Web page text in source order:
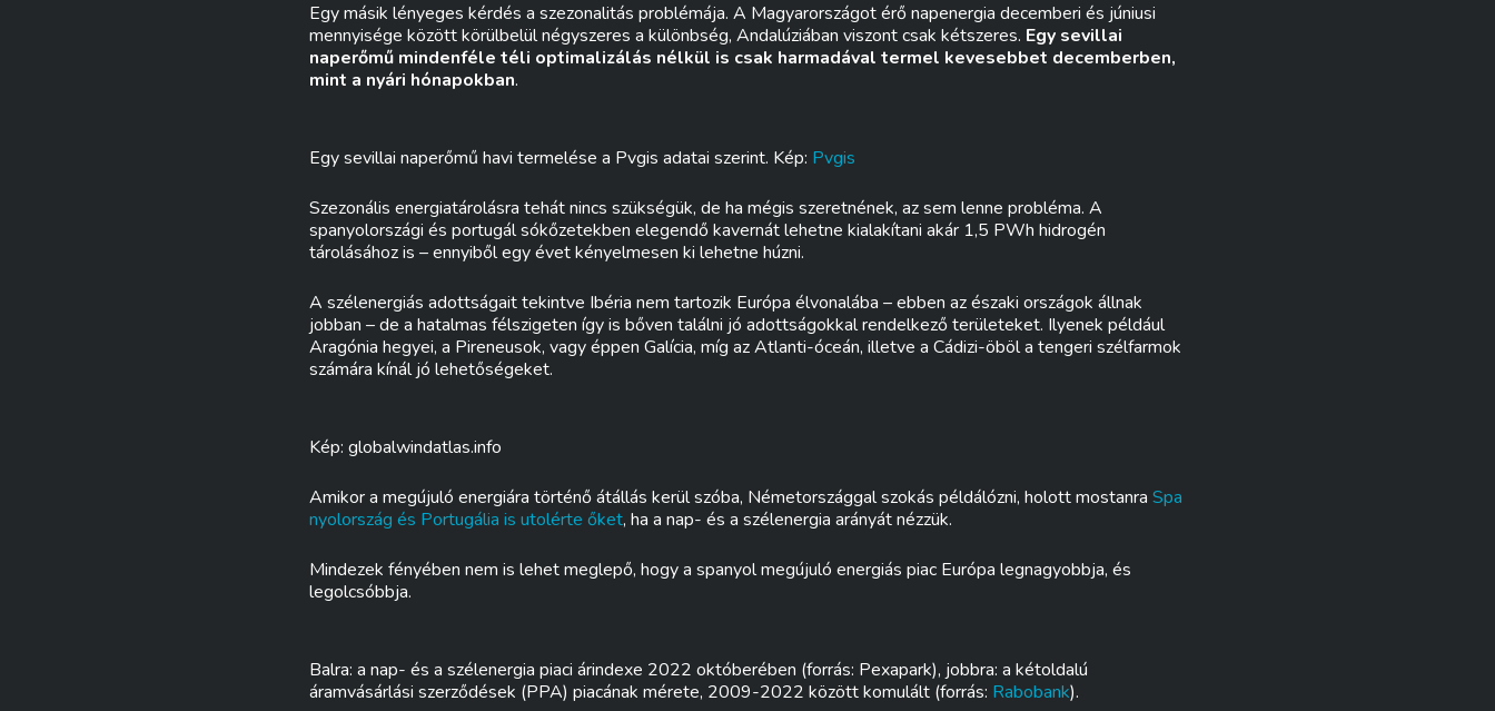
Egy másik lényeges kérdés a szezonalitás problémája. A Magyarországot érő napenergia decemberi és júniusi
mennyisége között körülbelül négyszeres a különbség, Andalúziában viszont csak kétszeres. Egy sevillai
naperőmű mindenféle téli optimalizálás nélkül is csak harmadával termel kevesebbet decemberben,
mint a nyári hónapokban.
Egy sevillai naperőmű havi termelése a Pvgis adatai szerint. Kép: Pvgis
Szezonális energiatárolásra tehát nincs szükségük, de ha mégis szeretnének, az sem lenne probléma. A
spanyolországi és portugál sókőzetekben elegendő kavernát lehetne kialakítani akár 1,5 PWh hidrogén
tárolásához is – ennyiből egy évet kényelmesen ki lehetne húzni.
A szélenergiás adottságait tekintve Ibéria nem tartozik Európa élvonalába – ebben az északi országok állnak
jobban – de a hatalmas félszigeten így is bőven találni jó adottságokkal rendelkező területeket. Ilyenek például
Aragónia hegyei, a Pireneusok, vagy éppen Galícia, míg az Atlanti-óceán, illetve a Cádizi-öböl a tengeri szélfarmok
számára kínál jó lehetőségeket.
Kép: globalwindatlas.info
Amikor a megújuló energiára történő átállás kerül szóba, Németországgal szokás példálózni, holott mostanra Spa
nyolország és Portugália is utolérte őket, ha a nap- és a szélenergia arányát nézzük.
Mindezek fényében nem is lehet meglepő, hogy a spanyol megújuló energiás piac Európa legnagyobbja, és
legolcsóbbja.
Balra: a nap- és a szélenergia piaci árindexe 2022 októberében (forrás: Pexapark), jobbra: a kétoldalú
áramvásárlási szerződések (PPA) piacának mérete, 2009-2022 között komulált (forrás: Rabobank).